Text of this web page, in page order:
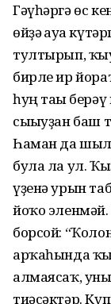
Гәүһәргә өс
өйҙә ғауға
тултырып,
бирле ир
һуң тағы
сығыуҙан баш
Һаман да
була ла ул.
үҙенә урын
йоҡо
борсой:
арҡаһында
алмаясаҡ,
тиәсәктәр.